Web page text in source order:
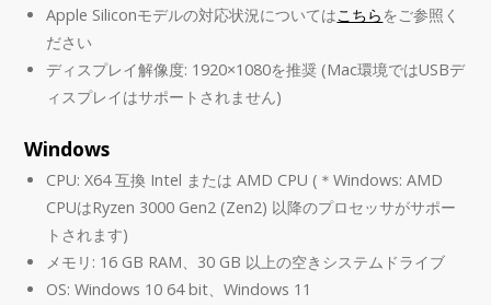
Apple Siliconモデルの対応状況についてはこちらをご参照く
ださい
ディスプレイ解像度: 1920×1080を推奨 (Mac環境ではUSBデ
ィスプレイはサポートされません)
Windows
CPU: X64 互換 Intel または AMD CPU (＊Windows: AMD
CPUはRyzen 3000 Gen2 (Zen2) 以降のプロセッサがサポー
トされます)
メモリ: 16 GB RAM、30 GB 以上の空きシステムドライブ
OS: Windows 10 64 bit、Windows 11